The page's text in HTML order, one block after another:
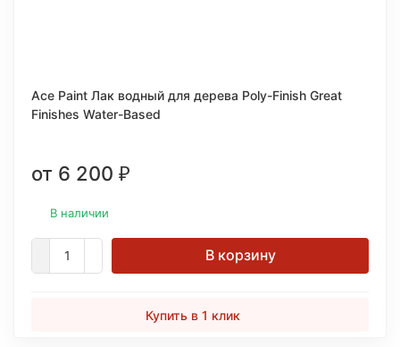
Ace Paint Лак водный для дерева Poly-Finish Great
Finishes Water-Based
от 6 200 ₽
В наличии
В корзину
Купить в 1 клик